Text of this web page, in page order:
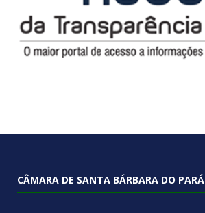
CÂMARA DE SANTA BÁRBARA DO PARÁ